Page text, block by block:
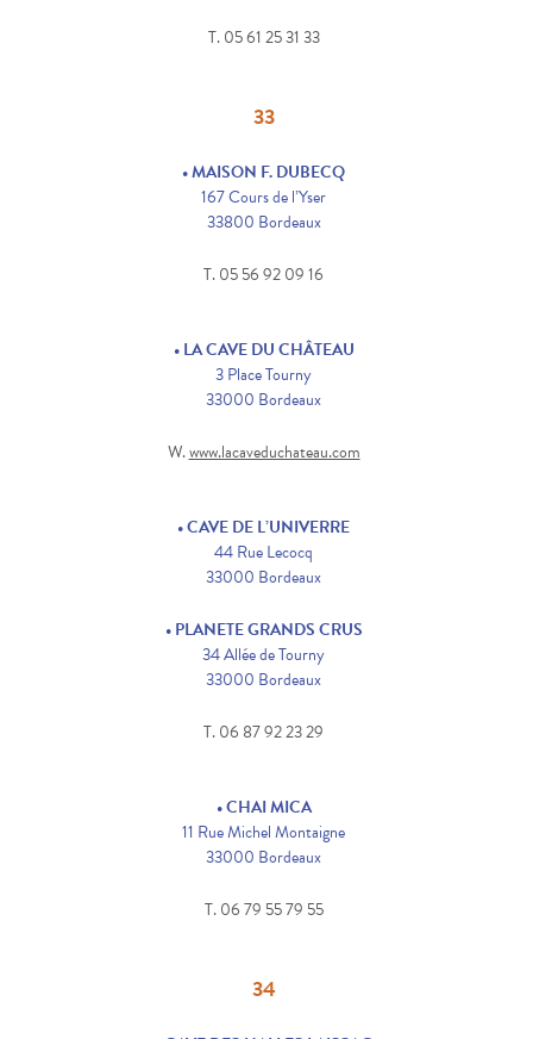
T. 05 61 25 31 33
33
• MAISON F. DUBECQ
167 Cours de l’Yser
33800 Bordeaux
T. 05 56 92 09 16
• LA CAVE DU CHÂTEAU
3 Place Tourny
33000 Bordeaux
W.www.lacaveduchateau.com
• CAVE DE L’UNIVERRE
44 Rue Lecocq
33000 Bordeaux
• PLANETE GRANDS CRUS
34 Allée de Tourny
33000 Bordeaux
T. 06 87 92 23 29
• CHAI MICA
11 Rue Michel Montaigne
33000 Bordeaux
T. 06 79 55 79 55
34